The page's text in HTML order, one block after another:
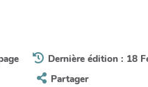
Dernière édition : 18
Partager